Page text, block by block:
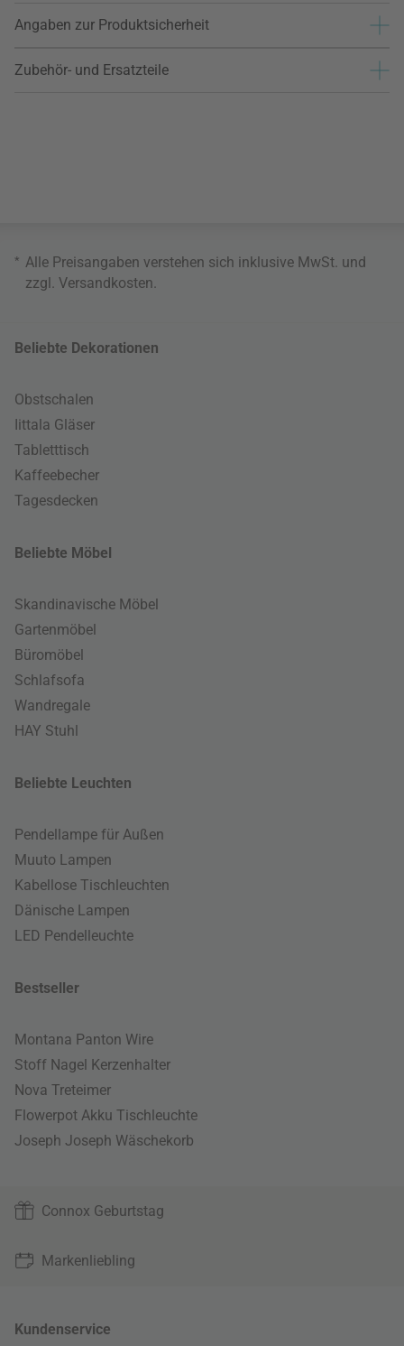
Angaben zur Produktsicherheit
Zubehör- und Ersatzteile
* Alle Preisangaben verstehen sich inklusive MwSt. und
zzgl. Versandkosten
Beliebte Dekorationen
Obstschalen
Iittala Gläser
Tabletttisch
Kaffeebecher
Tagesdecken
Beliebte Möbel
Skandinavische Möbel
Gartenmöbel
Büromöbel
Schlafsofa
Wandregale
HAY Stuhl
Beliebte Leuchten
Pendellampe für Außen
Muuto Lampen
Kabellose Tischleuchten
Dänische Lampen
LED Pendelleuchte
Bestseller
Montana Panton Wire
Stoff Nagel Kerzenhalter
Nova Treteimer
Flowerpot Akku Tischleuchte
Joseph Joseph Wäschekorb
Connox Geburtstag
Markenliebling
Kundenservice